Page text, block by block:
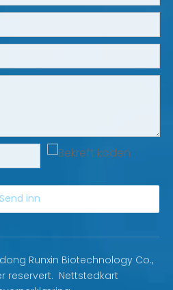
Send inn
Runxin Biotechnology Co.,
reservert. Nettstedkart